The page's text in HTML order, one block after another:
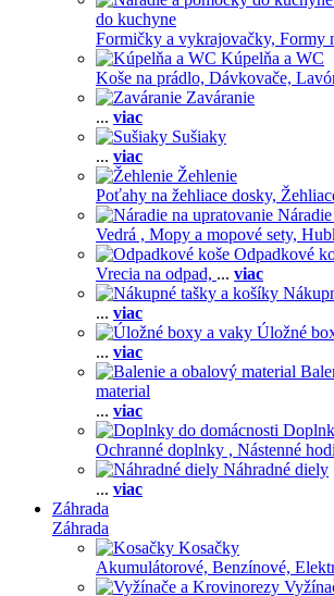
do kuchyne
Formičky a vykrajovačky, Formy
Kúpelňa a WC
Koše na prádlo, Dávkovače,
Zaváranie
... viac
Sušiaky
... viac
Žehlenie
Poťahy na žehliace dosky,
Vedrá , Mopy a mopové sety,
Odpadkové
Vrecia na odpad, ... viac
... viac
Úložné
... viac
material
... viac
Ochranné doplnky , Nástenné
Náhradné diely
... viac
Záhrada
Záhrada
Kosačky
Akumulátorové, Benzínové,